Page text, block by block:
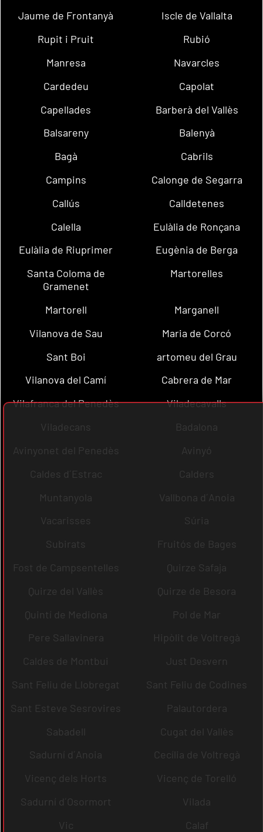
Jaume de Frontanyà
Iscle de Vallalta
Rupit i Pruit
Rubió
Manresa
Navarcles
Cardedeu
Capolat
Capellades
Barberà del Vallès
Balsareny
Balenyà
Bagà
Cabrils
Campins
Calonge de Segarra
Callús
Calldetenes
Calella
Eulàlia de Ronçana
Eulàlia de Riuprimer
Eugènia de Berga
Santa Coloma de
Gramenet
Martorelles
Martorell
Marganell
Vilanova de Sau
Maria de Corcó
Sant Boi
artomeu del Grau
Vilanova del Camí
Cabrera de Mar
Vilafranca del Penedès
Viladecavalls
Viladecans
Badalona
Avinyonet del Penedès
Avinyó
Caldes d´Estrac
Calders
Muntanyola
Vallbona d´Anoia
Vacarisses
Súria
Subirats
Fruitós de Bages
Fost de Campsentelles
Quirze Safaja
Quirze del Vallès
Quirze de Besora
Quintí de Mediona
Pol de Mar
Pere Sallavinera
Hipòlit de Voltregà
Caldes de Montbui
Just Desvern
Sant Feliu de Llobregat
Sant Feliu de Codines
Sant Esteve Sesrovires
Palautordera
Sabadell
Cugat del Vallès
Sadurní d´Anoia
Cecília de Voltregà
Vicenç dels Horts
Vicenç de Torelló
Sadurní d´Osormort
Vilada
Vic
Calaf